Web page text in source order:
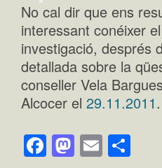
No cal dir que ens
interessant conéixer
investigació, després
detallada sobre la
conseller Vela
Alcocer el 29.11.2011.
Facebook
Mastodon
Email